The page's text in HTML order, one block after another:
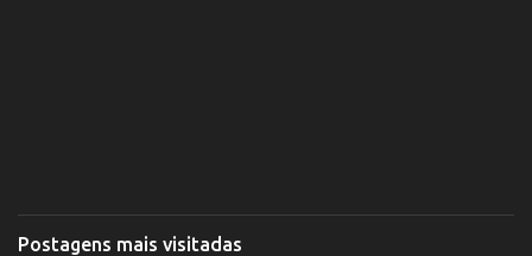
Postagens mais visitadas